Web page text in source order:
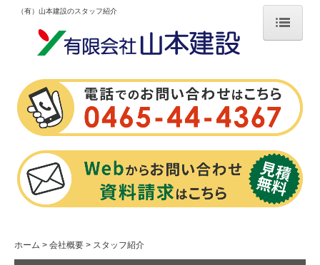
ホーム
新築
家づくりの流れ
新築施工事例
リフォーム
お知らせ
補助金
（有）山本建設のスタッフ紹介
ホーム 会社概要 スタッフ紹介